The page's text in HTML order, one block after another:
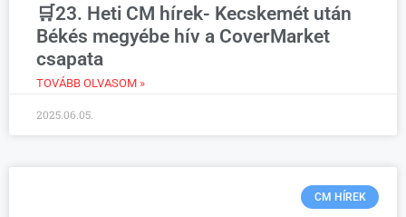
🛒23. Heti CM hírek- Kecskemét után
Békés megyébe hív a CoverMarket
csapata
TOVÁBB OLVASOM »
2025.06.05.
CM HÍREK